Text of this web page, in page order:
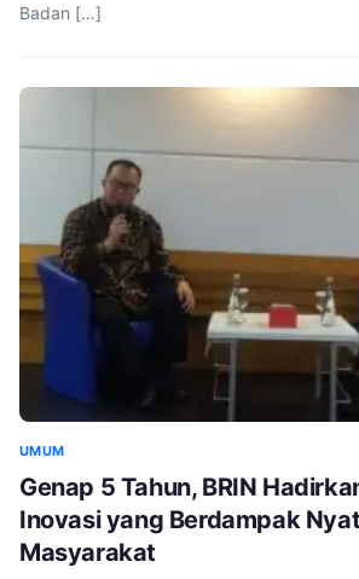
Badan […]
UMUM
Genap 5 Tahun, BRIN
Inovasi yang Berdampak
Masyarakat